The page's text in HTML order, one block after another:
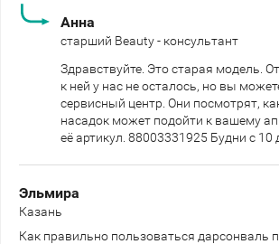
Анна
старший Beauty - консультант
Здравствуйте. Это старая модель.
к ней у нас не осталось, но вы
сервисный центр. Они посмотрят,
насадок может подойти к вашему
её артикул. 88003331925 Будни с 10
Эльмира
Казань
Как правильно пользоваться дарсонваль